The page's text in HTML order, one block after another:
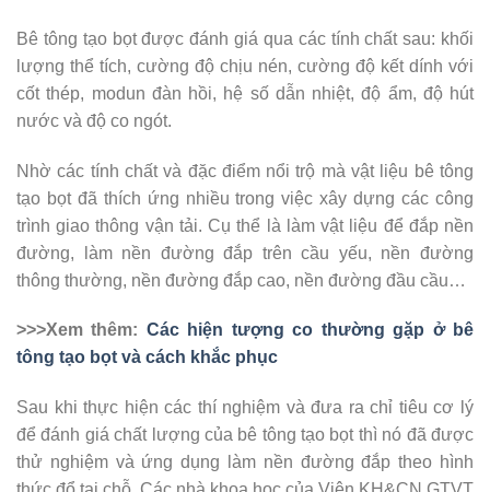
Bê tông tạo bọt được đánh giá qua các tính chất sau: khối
lượng thể tích, cường độ chịu nén, cường độ kết dính với
cốt thép, modun đàn hồi, hệ số dẫn nhiệt, độ ẩm, độ hút
nước và độ co ngót.
Nhờ các tính chất và đặc điểm nổi trộ mà vật liệu bê tông
tạo bọt đã thích ứng nhiều trong việc xây dựng các công
trình giao thông vận tải. Cụ thể là làm vật liệu để đắp nền
đường, làm nền đường đắp trên cầu yếu, nền đường
thông thường, nền đường đắp cao, nền đường đầu cầu…
>>>Xem thêm: Các hiện tượng co thường gặp ở bê
tông tạo bọt và cách khắc phục
Sau khi thực hiện các thí nghiệm và đưa ra chỉ tiêu cơ lý
để đánh giá chất lượng của bê tông tạo bọt thì nó đã được
thử nghiệm và ứng dụng làm nền đường đắp theo hình